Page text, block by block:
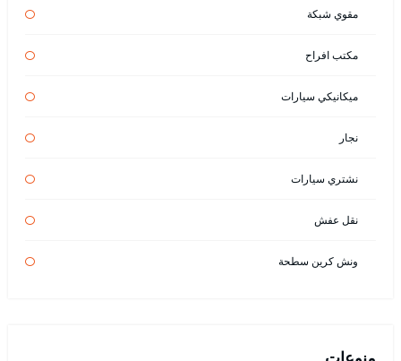
مقوي شبكة
مكتب افراح
ميكانيكي سيارات
نجار
نشتري سيارات
نقل عفش
ونش كرين سطحة